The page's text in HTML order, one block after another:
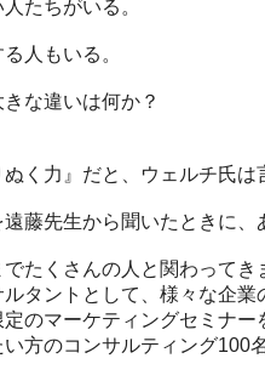
たちがいる。
人もいる。
な違いは何か？
ぬく力』だと、ウェルチ氏は
藤先生から聞いたときに、
たくさんの人と関わってき
タントとして、様々な企
定のマーケティングセミナ
方のコンサルティング100